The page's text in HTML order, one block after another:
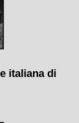
italiana di